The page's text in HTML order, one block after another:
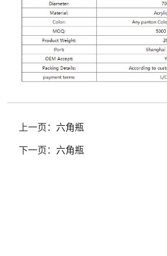
上一页： 六角瓶
下一页： 六角瓶